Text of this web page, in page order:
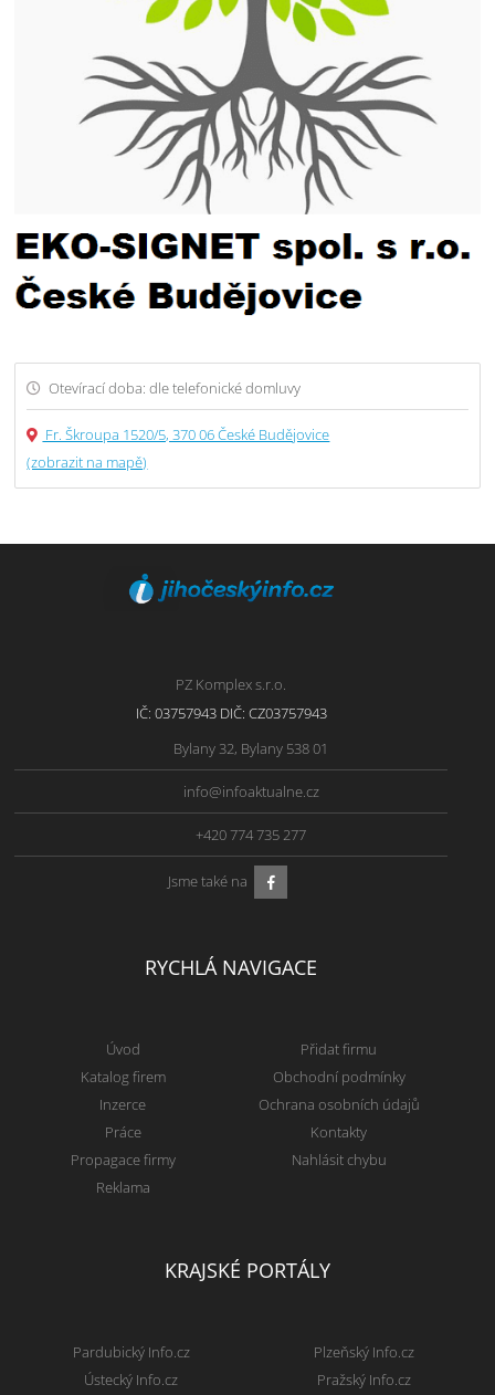
Otevírací doba: dle telefonické domluvy
Fr. Škroupa 1520/5, 370 06 České Budějovice
(zobrazit na mapě)
PZ Komplex s.r.o.
IČ: 03757943 DIČ: CZ03757943
Bylany 32, Bylany 538 01
info@infoaktualne.cz
+420 774 735 277
Jsme také na
RYCHLÁ NAVIGACE
Úvod
Katalog firem
Inzerce
Práce
Propagace firmy
Reklama
Přidat firmu
Obchodní podmínky
Ochrana osobních údajů
Kontakty
Nahlásit chybu
KRAJSKÉ PORTÁLY
Pardubický Info.cz
Ústecký Info.cz
Plzeňský Info.cz
Pražský Info.cz